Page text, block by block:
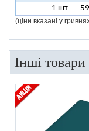
1 шт
(ціни вказані у
Інші товари